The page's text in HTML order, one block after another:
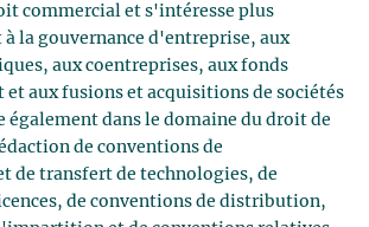
commercial et s'intéresse plus
la gouvernance d'entreprise, aux
aux coentreprises, aux fonds
aux fusions et acquisitions de sociétés
également dans le domaine du droit de
de conventions de
de transfert de technologies, de
de conventions de distribution,